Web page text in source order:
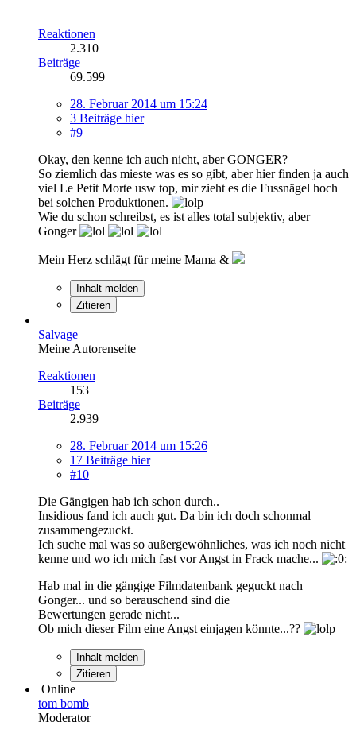
Reaktionen
2.310
Beiträge
69.599
28. Februar 2014 um 15:24
3 Beiträge hier
#9
Okay, den kenne ich auch nicht, aber GONGER?
So ziemlich das mieste was es so gibt, aber hier finden ja auch
viel Le Petit Morte usw top, mir zieht es die Fussnägel hoch
bei solchen Produktionen.
Wie du schon schreibst, es ist alles total subjektiv, aber
Gonger
Mein Herz schlägt für meine Mama &
Inhalt melden
Zitieren
Salvage
Meine Autorenseite
Reaktionen
153
Beiträge
2.939
28. Februar 2014 um 15:26
17 Beiträge hier
#10
Die Gängigen hab ich schon durch..
Insidious fand ich auch gut. Da bin ich doch schonmal
zusammengezuckt.
Ich suche mal was so außergewöhnliches, was ich noch nicht
kenne und wo ich mich fast vor Angst in Frack mache...
Hab mal in die gängige Filmdatenbank geguckt nach
Gonger... und so berauschend sind die
Bewertungen gerade nicht...
Ob mich dieser Film eine Angst einjagen könnte...??
Inhalt melden
Zitieren
Online
tom bomb
Moderator